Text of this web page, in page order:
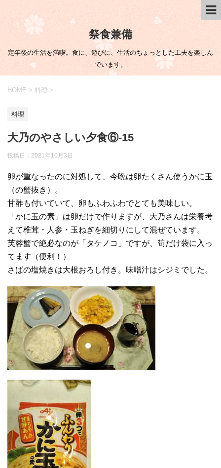
祭食兼備
定年後の生活を満喫。食に、遊びに、生活のちょっとした工夫を楽しん
でいます。
HOME > 料理 >
料理
大乃のやさしい夕食⑥-15
投稿日： 2021年10月3日
卵が重なったのに対処して、今晩は卵たくさん使うかに玉
（の蟹抜き）。
甘酢も付いていて、卵もふわふわでとても美味しい。
「かに玉の素」は卵だけで作りますが、大乃さんは栄養考
えて椎茸・人参・玉ねぎを細切りにして混ぜています。
芙蓉蟹で絶必なのが「タケノコ」ですが、筍だけ袋に入っ
てます（便利！）
さばの塩焼きは大根おろし付き。味噌汁はシジミでした。